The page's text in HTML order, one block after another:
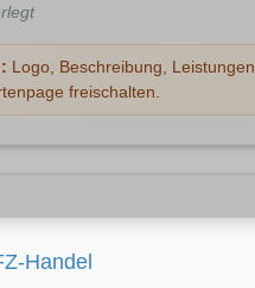
Logo, Beschreibung, Leistungen,
freischalten.
Handel